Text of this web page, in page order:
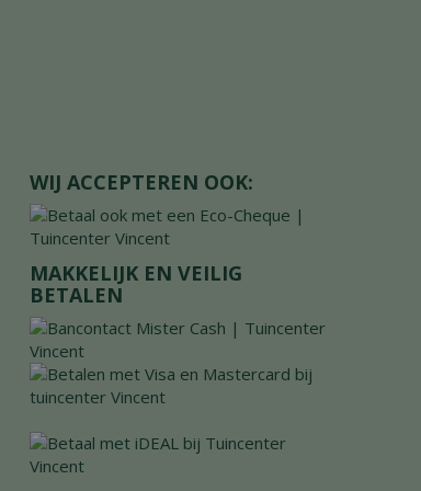
WIJ ACCEPTEREN OOK:
MAKKELIJK EN VEILIG
BETALEN